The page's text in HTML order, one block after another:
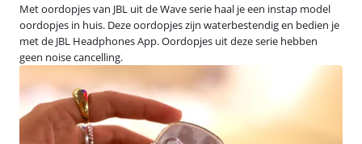
Met oordopjes van JBL uit de Wave serie haal je een instap model
oordopjes in huis. Deze oordopjes zijn waterbestendig en bedien je
met de JBL Headphones App. Oordopjes uit deze serie hebben
geen noise cancelling.